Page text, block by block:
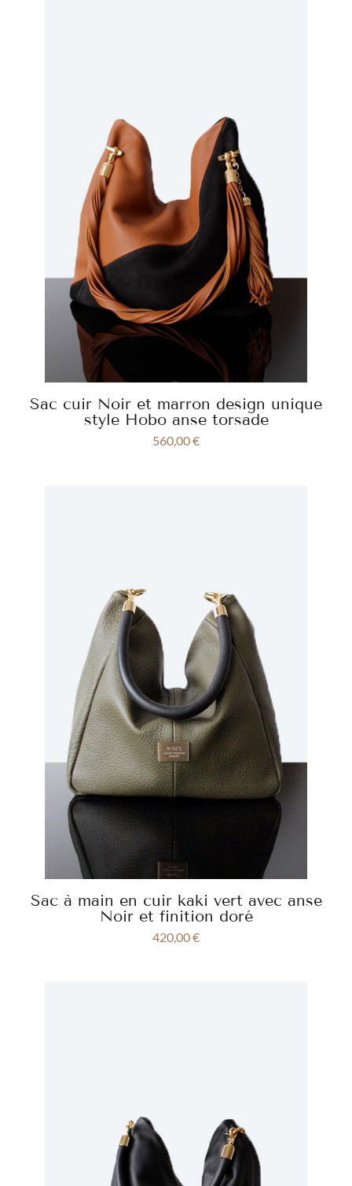
Sac cuir Noir et marron design unique
style Hobo anse torsade
560,00€
Sac à main en cuir kaki vert avec anse
Noir et finition doré
420,00€